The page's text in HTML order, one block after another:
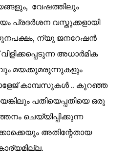
വേഷത്തിലും
പ്രദര്‍ശന വസ്തുക്കളായി
ന്യൂ ജനറേഷന്‍
അധാര്‍മിക
മയക്കുമരുന്നുകളും
കാമ്പസുകള്‍ .. കുറഞ്ഞ
പതിയെപ്പതിയെ ഒരു
ചെയ്യിപ്പിക്കുന്ന
അതിന്റേതായ
കാര്യമില്ല.